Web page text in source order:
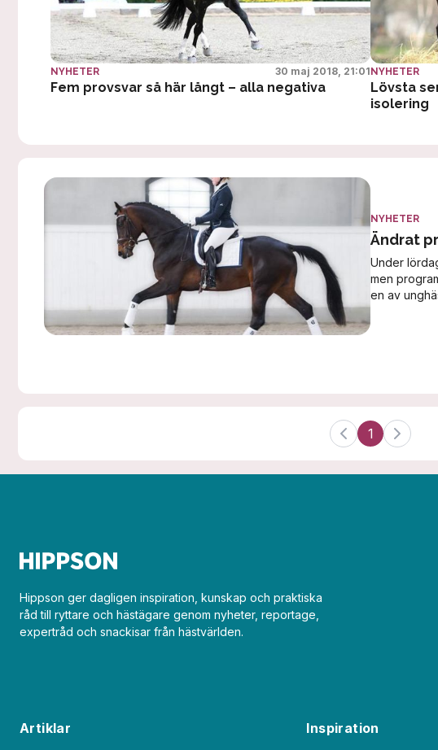
NYHETER 30 maj 2018, 21:01
Fem provsvar så här långt – alla negativa
NYHETER
Lövsta
isolering
NYHETER
Ändrat
Under
men
en av
1
Hippson ger dagligen inspiration, kunskap och praktiska
råd till ryttare och hästägare genom nyheter, reportage,
expertråd och snackisar från hästvärlden.
Artiklar
Inspiration